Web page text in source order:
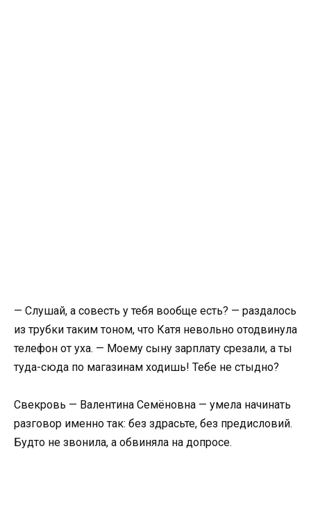
— Слушай, а совесть у тебя вообще есть? — раздалось
из трубки таким тоном, что Катя невольно отодвинула
телефон от уха. — Моему сыну зарплату срезали, а ты
туда-сюда по магазинам ходишь! Тебе не стыдно?
Свекровь — Валентина Семёновна — умела начинать
разговор именно так: без здрасьте, без предисловий.
Будто не звонила, а обвиняла на допросе.